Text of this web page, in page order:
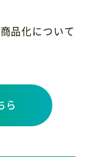
品化について
ら